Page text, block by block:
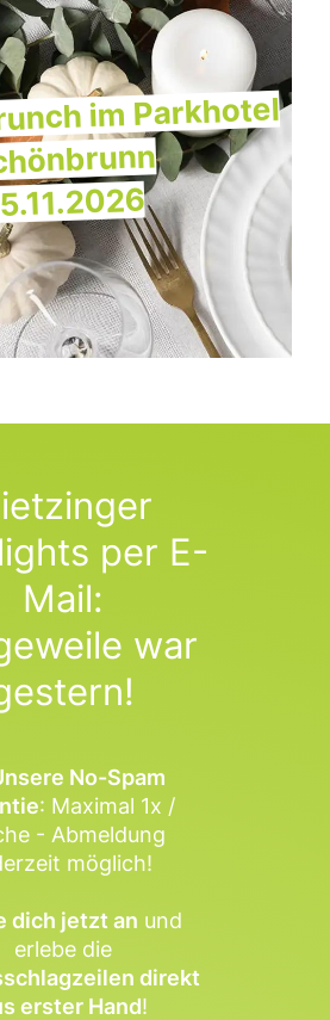
im Parkhotel
per E-
Mail:
war
No-Spam
: Maximal 1x /
- Abmeldung
möglich!
dich jetzt an und
erlebe die
direkt
erster Hand!